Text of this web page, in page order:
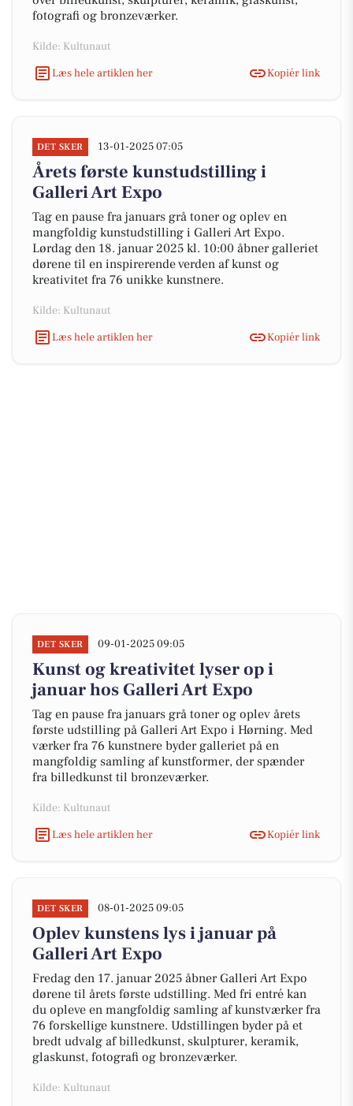
fotografi og bronzeværker.
Kilde: Kultunaut
Læs hele artiklen her
Kopiér link
DET SKER 13-01-2025 07:05
Årets første kunstudstilling i
Galleri Art Expo
Tag en pause fra januars grå toner og oplev en
mangfoldig kunstudstilling i Galleri Art Expo.
Lørdag den 18. januar 2025 kl. 10:00 åbner galleriet
dørene til en inspirerende verden af kunst og
kreativitet fra 76 unikke kunstnere.
Kilde: Kultunaut
Læs hele artiklen her
Kopiér link
DET SKER 09-01-2025 09:05
Kunst og kreativitet lyser op i
januar hos Galleri Art Expo
Tag en pause fra januars grå toner og oplev årets
første udstilling på Galleri Art Expo i Hørning. Med
værker fra 76 kunstnere byder galleriet på en
mangfoldig samling af kunstformer, der spænder
fra billedkunst til bronzeværker.
Kilde: Kultunaut
Læs hele artiklen her
Kopiér link
DET SKER 08-01-2025 09:05
Oplev kunstens lys i januar på
Galleri Art Expo
Fredag den 17. januar 2025 åbner Galleri Art Expo
dørene til årets første udstilling. Med fri entré kan
du opleve en mangfoldig samling af kunstværker fra
76 forskellige kunstnere. Udstillingen byder på et
bredt udvalg af billedkunst, skulpturer, keramik,
glaskunst, fotografi og bronzeværker.
Kilde: Kultunaut